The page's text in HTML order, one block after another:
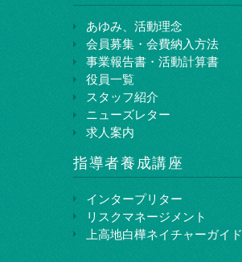
あゆみ、活動理念
会員募集・会費納入方法
事業報告書・活動計算書
役員一覧
スタッフ紹介
ニューズレター
求人案内
指導者養成講座
インタープリター
リスクマネージメント
上⾼地⽩樺ネイチャーガイド